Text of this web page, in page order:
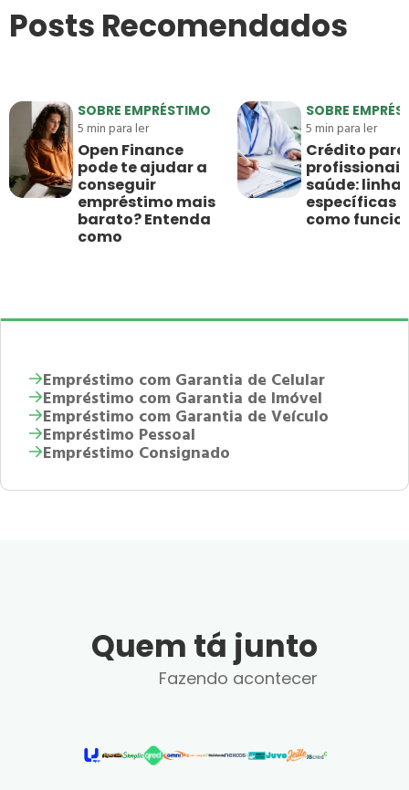
Posts Recomendados
SOBRE EMPRÉSTIMO
5min para ler
Open Finance
pode te ajudar a
conseguir
empréstimo mais
barato? Entenda
como
SOBRE
5min para ler
Crédito para
saúde: linhas
específicas e
como
Empréstimo com Garantia de Celular
Empréstimo com Garantia de Imóvel
Empréstimo com Garantia de Veículo
Empréstimo Pessoal
Empréstimo Consignado
Quem tá junto
Fazendo acontecer